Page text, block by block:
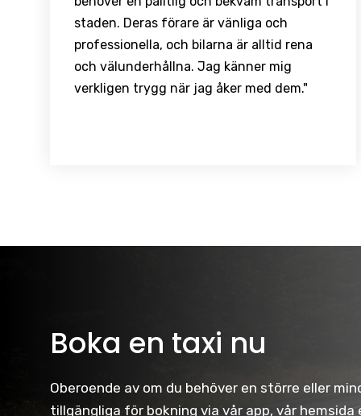
staden. Deras förare är vänliga och
professionella, och bilarna är alltid rena
och välunderhållna. Jag känner mig
verkligen trygg när jag åker med dem."
Boka en taxi nu
Oberoende av om du behöver en större eller
tillgängliga för bokning via vår app, vår